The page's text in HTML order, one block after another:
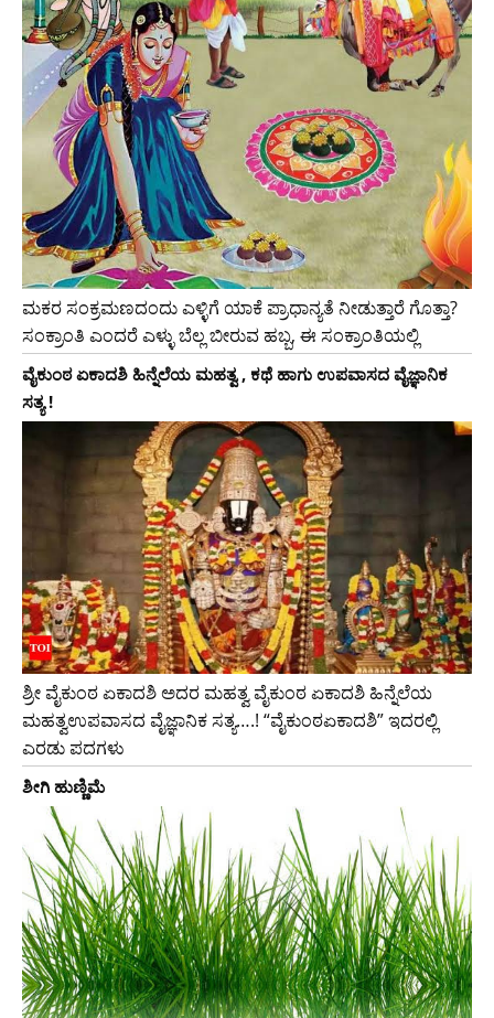
ಮಕರ ಸಂಕ್ರಮಣದಂದು ಎಳ್ಳಿಗೆ ಯಾಕೆ ಪ್ರಾಧಾನ್ಯತೆ ನೀಡುತ್ತಾರೆ ಗೊತ್ತಾ?
ಸಂಕ್ರಾಂತಿ ಎಂದರೆ ಎಳ್ಳು ಬೆಲ್ಲ ಬೀರುವ ಹಬ್ಬ, ಈ ಸಂಕ್ರಾಂತಿಯಲ್ಲಿ
ವೈಕುಂಠ ಏಕಾದಶಿ ಹಿನ್ನೆಲೆಯ ಮಹತ್ವ , ಕಥೆ ಹಾಗು ಉಪವಾಸದ ವೈಜ್ಞಾನಿಕ
ಸತ್ಯ !
ಶ್ರೀ ವೈಕುಂಠ ಏಕಾದಶಿ ಅದರ ಮಹತ್ವ ವೈಕುಂಠ ಏಕಾದಶಿ ಹಿನ್ನೆಲೆಯ
ಮಹತ್ವಉಪವಾಸದ ವೈಜ್ಞಾನಿಕ ಸತ್ಯ….! “ವೈಕುಂಠಏಕಾದಶಿ” ಇದರಲ್ಲಿ
ಎರಡು ಪದಗಳು
ಶೀಗಿ ಹುಣ್ಣಿಮೆ